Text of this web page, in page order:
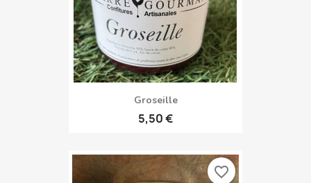
Groseille
5,50 €
favorite_border